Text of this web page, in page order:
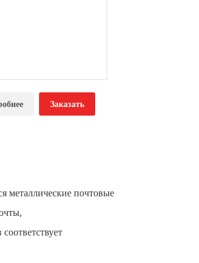
ящик ЯК-11
по запросуЗаказать
металлические почтовые